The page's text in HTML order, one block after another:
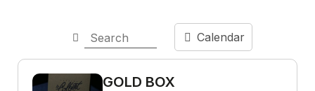
Calendar
GOLD BOX